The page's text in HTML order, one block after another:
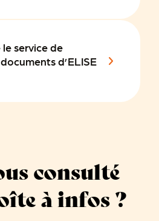
le service de
d’ELISE
consulté
à infos ?